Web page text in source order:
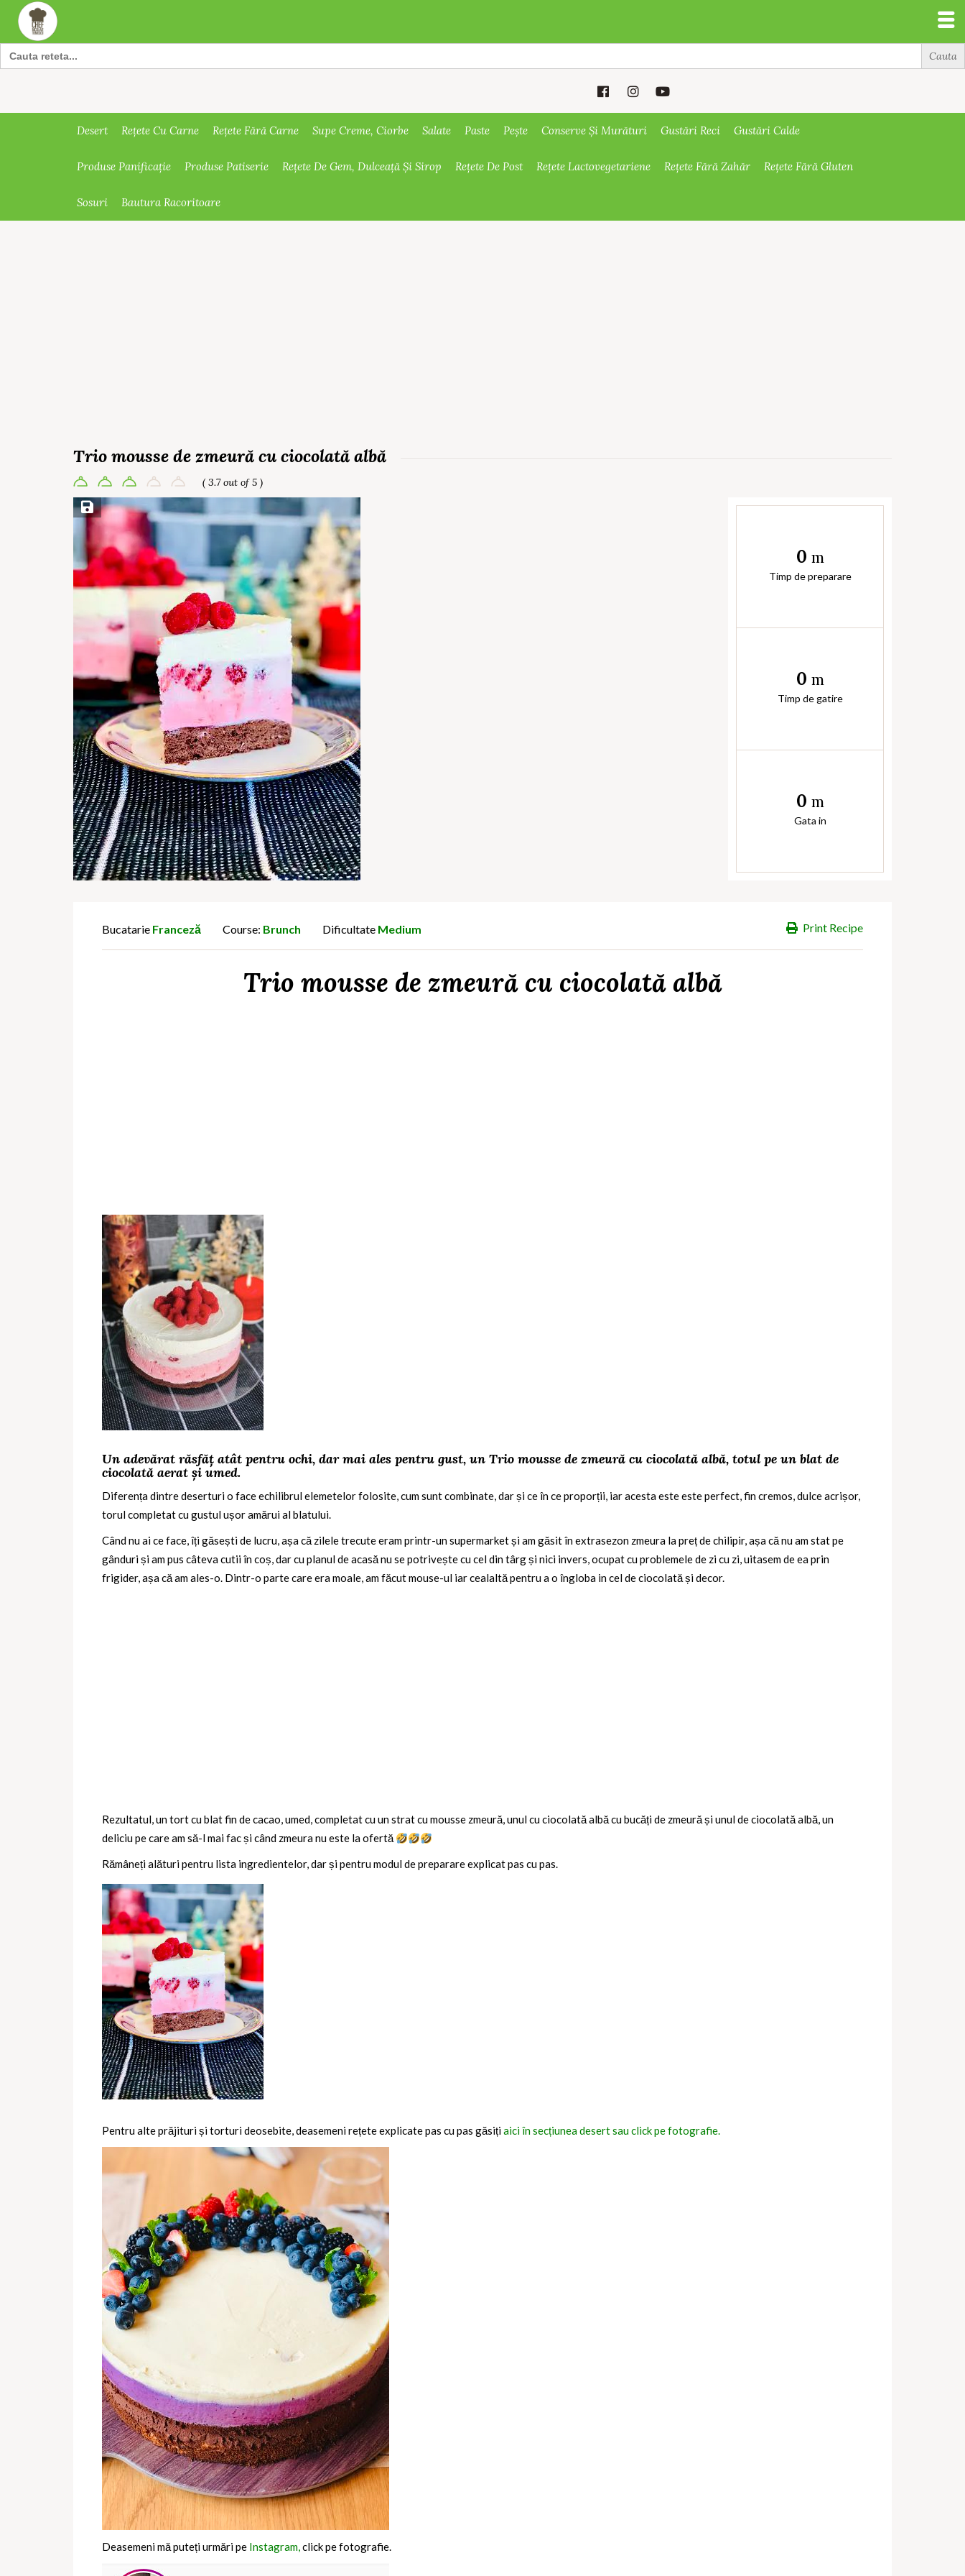
Search
for:
Desert Rețete Cu Carne Rețete Fără Carne Supe Creme, Ciorbe Salate Paste Pește Conserve Și Murături Gustări Reci Gustări Calde
Produse Panificație Produse Patiserie Rețete De Gem, Dulceață Și Sirop Rețete De Post Rețete Lactovegetariene Rețete Fără Zahăr Rețete Fără Gluten
Sosuri Bautura Racoritoare
Trio mousse de zmeură cu ciocolată albă
( 3.7 out of 5 )
Save Recipe
0 m
Timp de preparare
0 m
Timp de gatire
0 m
Gata in
Print Recipe
Bucatarie Franceză Course: Brunch Dificultate Medium
Trio mousse de zmeură cu ciocolată albă
Un adevărat răsfăț atât pentru ochi, dar mai ales pentru gust, un Trio mousse de zmeură cu ciocolată albă, totul pe un blat de
ciocolată aerat și umed.
Diferența dintre deserturi o face echilibrul elemetelor folosite, cum sunt combinate, dar și ce în ce proporții, iar acesta este este perfect, fin cremos, dulce acrișor,
torul completat cu gustul ușor amărui al blatului.
Când nu ai ce face, îți găsești de lucru, așa că zilele trecute eram printr-un supermarket și am găsit în extrasezon zmeura la preț de chilipir, așa că nu am stat pe
gânduri și am pus câteva cutii în coș, dar cu planul de acasă nu se potrivește cu cel din târg și nici invers, ocupat cu problemele de zi cu zi, uitasem de ea prin
frigider, așa că am ales-o. Dintr-o parte care era moale, am făcut mouse-ul iar cealaltă pentru a o îngloba in cel de ciocolată și decor.
Rezultatul, un tort cu blat fin de cacao, umed, completat cu un strat cu mousse zmeură, unul cu ciocolată albă cu bucăți de zmeură și unul de ciocolată albă, un
deliciu pe care am să-l mai fac și când zmeura nu este la ofertă
Rămâneți alături pentru lista ingredientelor, dar și pentru modul de preparare explicat pas cu pas.
Pentru alte prăjituri și torturi deosebite, deasemeni rețete explicate pas cu pas găsițiaici în secțiunea desert sau click pe fotografie.
Deasemeni mă puteți urmări pe Instagram,click pe fotografie.